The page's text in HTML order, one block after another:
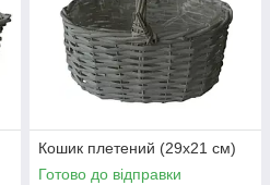
Кошик плетений (29х21 см)
Готово до відправки